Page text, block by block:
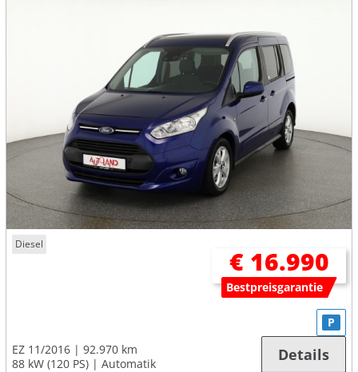
Diesel
€ 16.990
Bestpreisgarantie
EZ 11/2016
92.970 km
88 kW (120 PS)
Automatik
P
Details